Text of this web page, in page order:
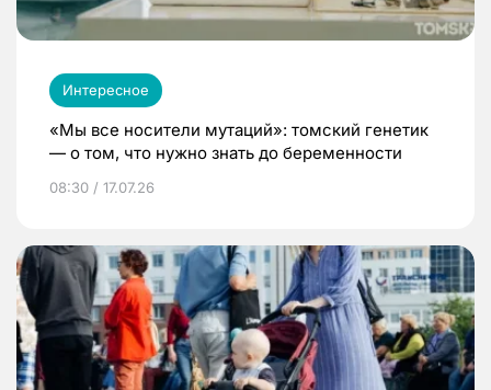
Интересное
«Мы все носители мутаций»: томский генетик
— о том, что нужно знать до беременности
08:30 / 17.07.26